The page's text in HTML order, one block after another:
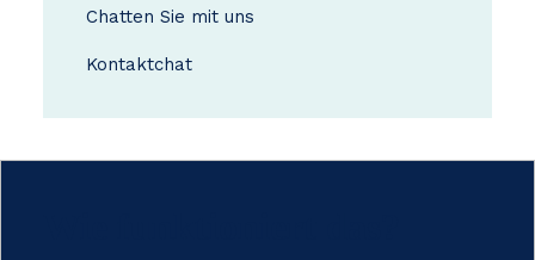
Chatten Sie mit uns
Kontaktchat